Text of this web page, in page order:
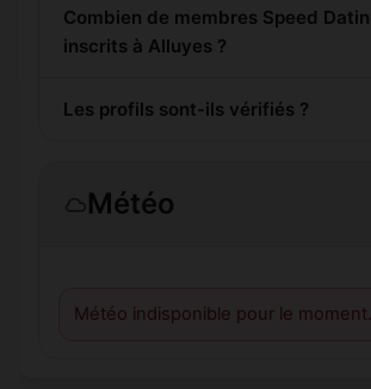
Combien de membres Speed
inscrits à Alluyes ?
Les profils sont-ils vérifiés ?
Météo
Météo indisponible pour le moment.